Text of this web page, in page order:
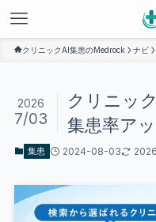
クリニックAI集患のMedrock ナビ
クリニッ
集患率ア
2026
7/03
集患 2024-08-03